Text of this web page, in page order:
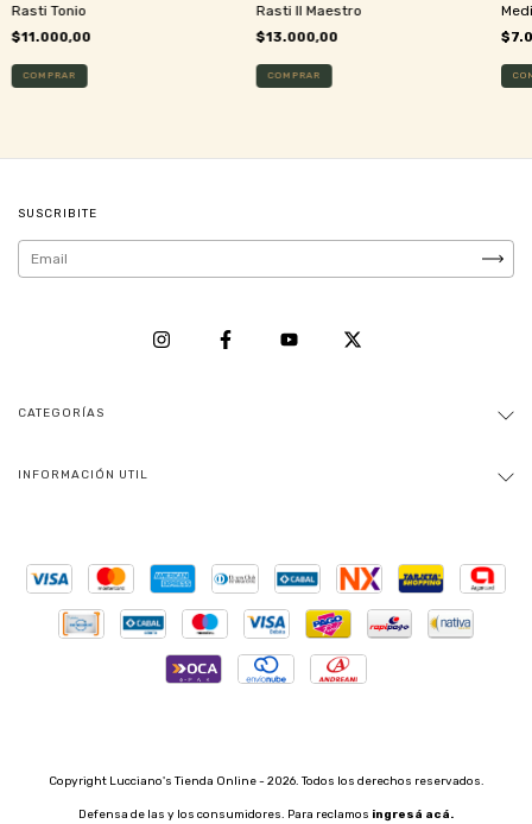
Rasti Tonio
$11.000,00
Rasti Il Maestro
$13.000,00
SUSCRIBITE
CATEGORÍAS
INFORMACIÓN UTIL
Copyright Lucciano's Tienda Online - 2026. Todos los derechos reservados.
Defensa de las y los consumidores. Para reclamos ingresá acá.